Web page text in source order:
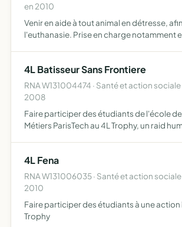
en 2010
Venir en aide à tout animal en détresse,
l'euthanasie. Prise en charge notamment
4L Batisseur Sans Frontiere
RNA W131004474 · Santé et action sociale
2008
Faire participer des étudiants de l'école
Métiers ParisTech au 4L Trophy, un raid
4L Fena
RNA W131006035 · Santé et action sociale
2010
Faire participer des étudiants à une action
Trophy